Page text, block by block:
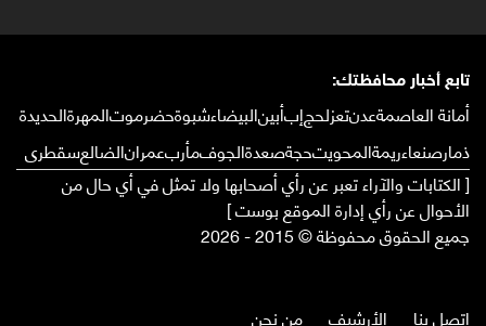
تابع أخبار محافظتك:
أمانة العاصمةعدنتعزلحجإبأبينالبيضاءشبوةحضرموتالمهرةالحديدة
ذمارصنعاءريمةالمحويتحجةصعدةالجوفمأربعمرانالضالعسقطرى
[ الكتابات والآراء تعبر عن رأي أصحابها ولا تمثل في أي حال من
الأحوال عن رأي إدارة الموقع بوست ]
جميع الحقوق محفوظة © 2015 - 2026
إتصل بنا الأرشيف من نحن